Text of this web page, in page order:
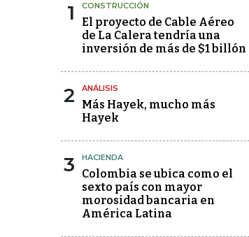
1 CONSTRUCCIÓN
El proyecto de Cable Aéreo
de La Calera tendría una
inversión de más de $1 billón
2 ANÁLISIS
Más Hayek, mucho más
Hayek
3 HACIENDA
Colombia se ubica como el
sexto país con mayor
morosidad bancaria en
América Latina